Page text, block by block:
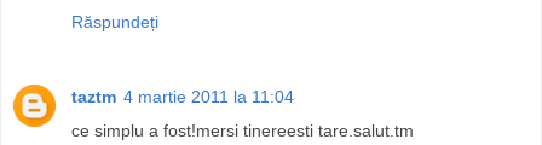
Răspundeți
taztm 4 martie 2011 la 11:04
ce simplu a fost!mersi tinereesti tare.salut.tm